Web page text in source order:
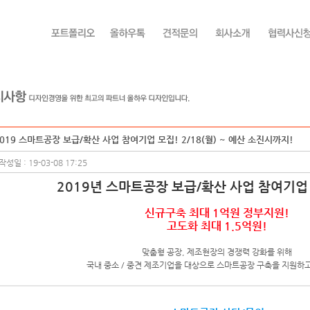
스마트공장 보급/확산 사업 참여기업 모집! 2/18(월) ~ 예산 소진시까지!
성일 : 19-03-08 17:25
2019년 스마트공장 보급/확산 사업 참여기
신규구축 최대 1억원 정부지원!
고도화 최대 1.5억원!
맞춤형 공장, 제조현장의 경쟁력 강화를 위해
국내 중소 / 중견 제조기업을 대상으로 스마트공장 구축을 지원하